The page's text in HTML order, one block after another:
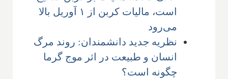
است، مالیات کربن از ۱ آوریل بالا
می‌رود
نظریه جدید دانشمندان: روند مرگ
انسان و طبیعت در اثر موج گرما
چگونه است؟